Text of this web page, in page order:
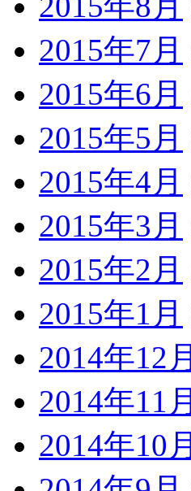
2015年7月
2015年6月
2015年5月
2015年4月
2015年3月
2015年2月
2015年1月
2014年12月
2014年11月
2014年10月